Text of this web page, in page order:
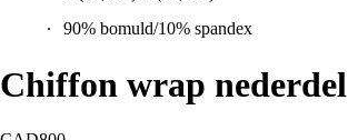
90% bomuld/10% spandex
Chiffon wrap nederdel